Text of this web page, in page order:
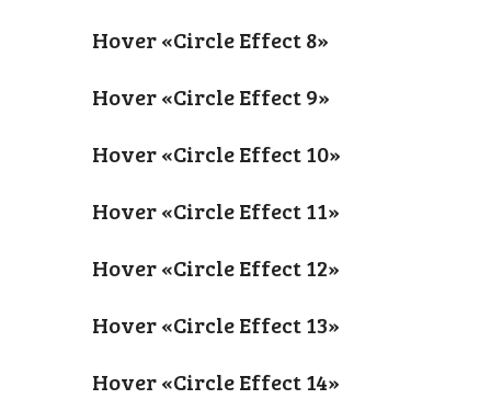
Hover «Circle Effect 8»
Hover «Circle Effect 9»
Hover «Circle Effect 10»
Hover «Circle Effect 11»
Hover «Circle Effect 12»
Hover «Circle Effect 13»
Hover «Circle Effect 14»